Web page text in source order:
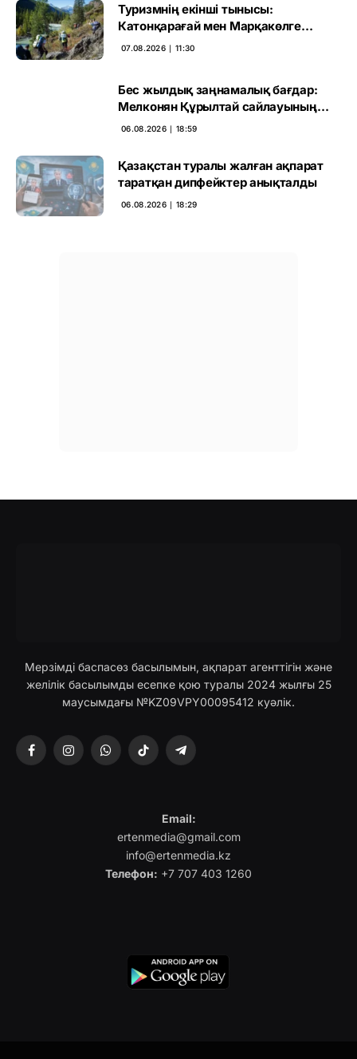
Туризмнің екінші тынысы:
Катонқарағай мен Марқакөлге
инвестиция не береді
07.08.2026 ∣ 11:30
Бес жылдық заңнамалық бағдар:
Мелконян Құрылтай сайлауының
маңызын бағалады
06.08.2026 ∣ 18:59
Қазақстан туралы жалған ақпарат
таратқан дипфейктер анықталды
06.08.2026 ∣ 18:29
Мерзімді баспасөз басылымын, ақпарат агенттігін және
желілік басылымды есепке қою туралы 2024 жылғы 25
маусымдағы №KZ09VPY00095412 куәлік.
FacebookInstagramWhatsAppTikTok Telegram
Email:
ertenmedia@gmail.com
info@ertenmedia.kz
Телефон: +7 707 403 1260